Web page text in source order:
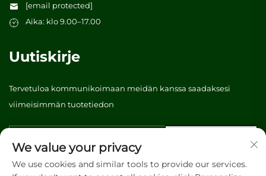
[email protected]
Aika: klo 9.00–17.00
Uutiskirje
Tervetuloa kommunikoimaan meidän kanssa saadaksesi
viimeisimmän tuotetiedon
We value your privacy
We use cookies and similar tools to provide our services.